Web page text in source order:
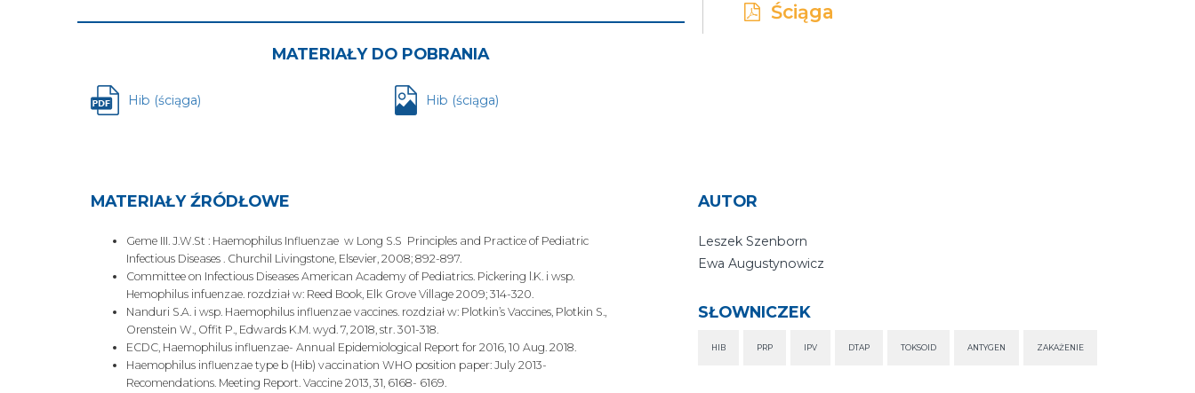
Ściąga
MATERIAŁY DO POBRANIA
Hib (ściąga)
Plik
karcie
Hib (ściąga)
Plik
MATERIAŁY ŹRÓDŁOWE
Geme III. J.W.St : Haemophilus Influenzae w Long S.S Principles and Practice of Pediatric
Infectious Diseases . Churchil Livingstone, Elsevier, 2008; 892-897.
Committee on Infectious Diseases American Academy of Pediatrics. Pickering l.K. i wsp.
Hemophilus infuenzae. rozdział w: Reed Book, Elk Grove Village 2009; 314-320.
Nanduri S.A. i wsp. Haemophilus influenzae vaccines. rozdział w: Plotkin’s Vaccines, Plotkin S.,
Orenstein W., Offit P., Edwards K.M. wyd. 7, 2018, str. 301-318.
ECDC, Haemophilus influenzae- Annual Epidemiological Report for 2016, 10 Aug. 2018.
Haemophilus influenzae type b (Hib) vaccination WHO position paper: July 2013-
Recomendations. Meeting Report. Vaccine 2013, 31, 6168- 6169.
AUTOR
Leszek Szenborn
Ewa Augustynowicz
SŁOWNICZEK
HIB PRP IPV DTAP TOKSOID ANTYGEN ZAKAŻENIE